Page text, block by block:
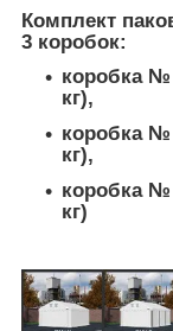
Комплект
3 коробок:
коробка №
кг),
коробка №
кг),
коробка №
кг)